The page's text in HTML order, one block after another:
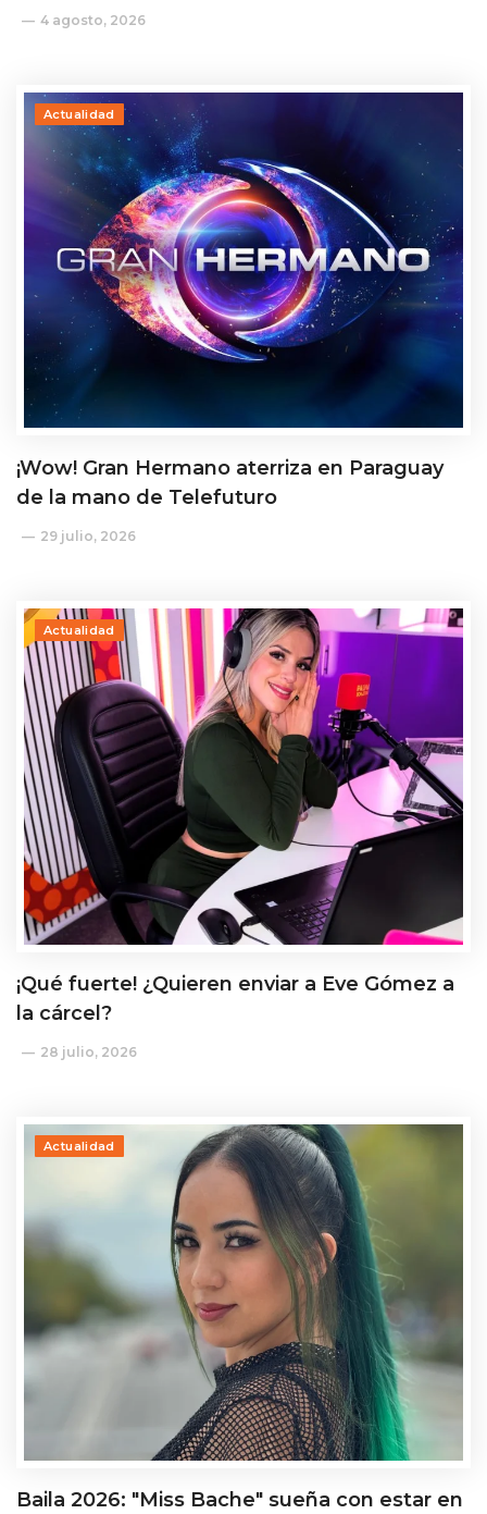
4 agosto, 2026
Actualidad
¡Wow! Gran Hermano aterriza en Paraguay
de la mano de Telefuturo
29 julio, 2026
Actualidad
¡Qué fuerte! ¿Quieren enviar a Eve Gómez a
la cárcel?
28 julio, 2026
Actualidad
Baila 2026: "Miss Bache" sueña con estar en